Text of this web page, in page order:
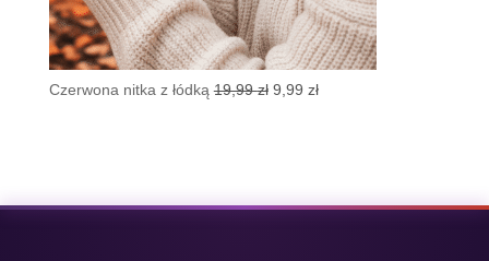
Czerwona nitka z łódką 19,99zł Pierwotna
9,99 złAktualna